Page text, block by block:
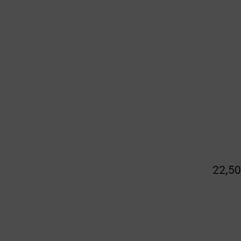
22,50